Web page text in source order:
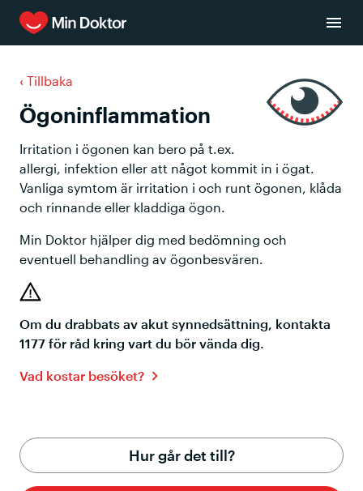
‹ Tillbaka
Ögoninflammation
Irritation i ögonen kan bero på t.ex.
allergi, infektion eller att något kommit in i ögat.
Vanliga symtom är irritation i och runt ögonen, klåda
och rinnande eller kladdiga ögon.
Min Doktor hjälper dig med bedömning och
eventuell behandling av ögonbesvären.
Om du drabbats av akut synnedsättning, kontakta
1177 för råd kring vart du bör vända dig.
Vad kostar besöket?
Hur går det till?